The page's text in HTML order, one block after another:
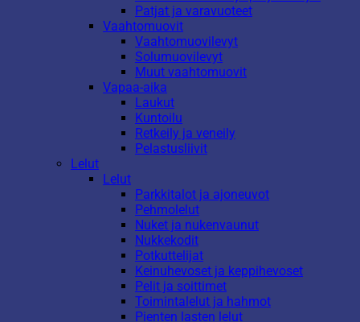
Patjat ja varavuoteet
Vaahtomuovit
Vaahtomuovilevyt
Solumuovilevyt
Muut vaahtomuovit
Vapaa-aika
Laukut
Kuntoilu
Retkeily ja veneily
Pelastusliivit
Lelut
Lelut
Parkkitalot ja ajoneuvot
Pehmolelut
Nuket ja nukenvaunut
Nukkekodit
Potkuttelijat
Keinuhevoset ja keppihevoset
Pelit ja soittimet
Toimintalelut ja hahmot
Pienten lasten lelut